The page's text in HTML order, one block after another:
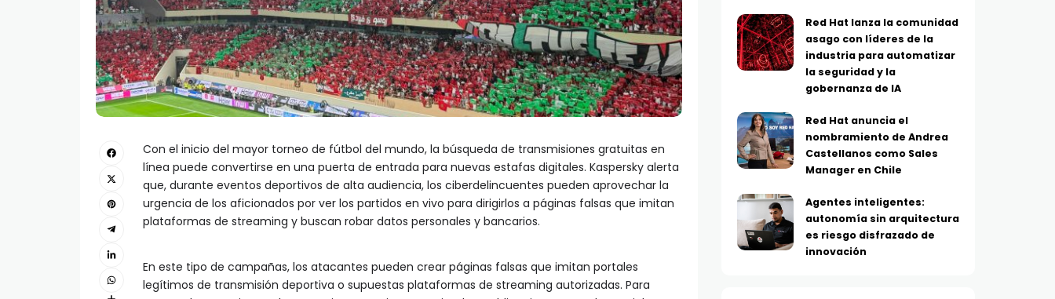
Con el inicio del mayor torneo de fútbol del mundo, la búsqueda de transmisiones gratuitas en
línea puede convertirse en una puerta de entrada para nuevas estafas digitales. Kaspersky alerta
que, durante eventos deportivos de alta audiencia, los ciberdelincuentes pueden aprovechar la
urgencia de los aficionados por ver los partidos en vivo para dirigirlos a páginas falsas que imitan
plataformas de streaming y buscan robar datos personales y bancarios.
En este tipo de campañas, los atacantes pueden crear páginas falsas que imitan portales
legítimos de transmisión deportiva o supuestas plataformas de streaming autorizadas. Para
Red Hat lanza la comunidad
asago con líderes de la
industria para automatizar
la seguridad y la
gobernanza de IA
Red Hat anuncia el
nombramiento de Andrea
Castellanos como Sales
Manager en Chile
Agentes inteligentes:
autonomía sin arquitectura
es riesgo disfrazado de
innovación